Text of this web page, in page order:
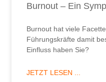
Burnout – Ein
Burnout hat viele
Führungskräfte damit
Einfluss haben Sie?
JETZT LESEN ...